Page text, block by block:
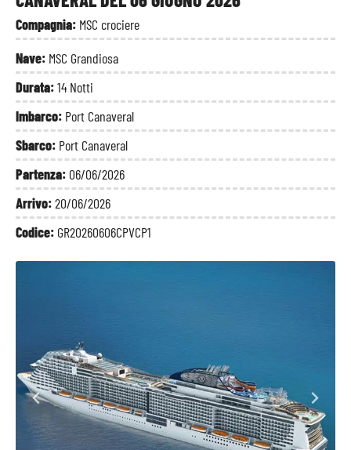
Compagnia: MSC crociere
Nave: MSC Grandiosa
Durata:14 Notti
Imbarco: Port Canaveral
Sbarco: Port Canaveral
Partenza: 06/06/2026
Arrivo:20/06/2026
Codice: GR20260606CPVCP1